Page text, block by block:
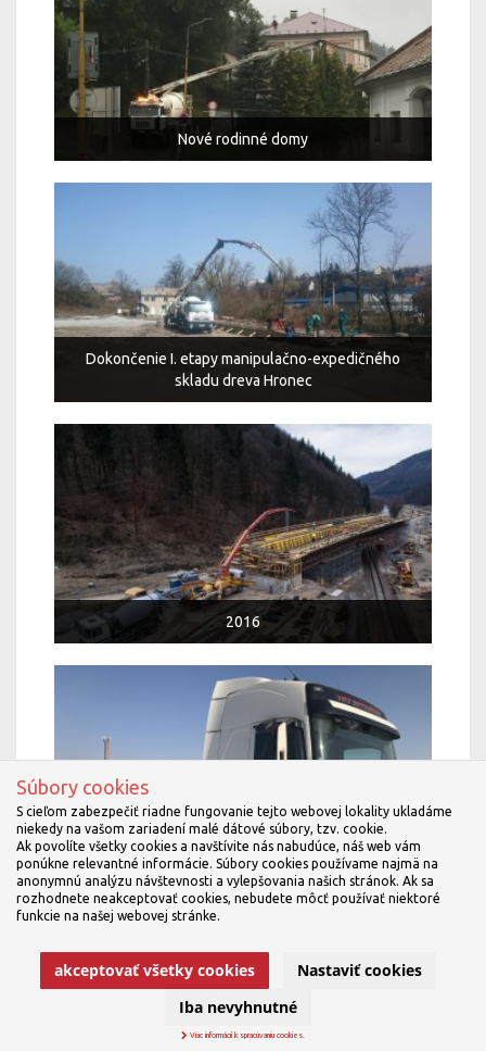
Nové rodinné domy
Dokončenie I. etapy manipulačno-expedičného
skladu dreva Hronec
2016
2017
Súbory cookies
S cieľom zabezpečiť riadne fungovanie tejto webovej lokality ukladáme
niekedy na vašom zariadení malé dátové súbory, tzv. cookie.
Ak povolíte všetky cookies a navštívite nás nabudúce, náš web vám
ponúkne relevantné informácie. Súbory cookies používame najmä na
anonymnú analýzu návštevnosti a vylepšovania našich stránok. Ak sa
rozhodnete neakceptovať cookies, nebudete môcť používať niektoré
funkcie na našej webovej stránke.
akceptovať všetky cookies
Nastaviť cookies
Iba nevyhnutné
Viac informácií k spracúvaniu cookies.